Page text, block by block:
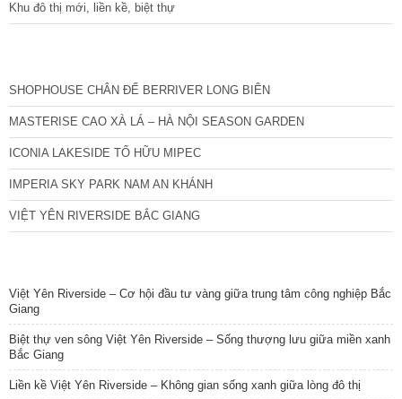
Khu đô thị mới, liền kề, biệt thự
SHOPHOUSE CHÂN ĐẾ BERRIVER LONG BIÊN
MASTERISE CAO XÀ LÁ – HÀ NỘI SEASON GARDEN
ICONIA LAKESIDE TỐ HỮU MIPEC
IMPERIA SKY PARK NAM AN KHÁNH
VIỆT YÊN RIVERSIDE BẮC GIANG
Việt Yên Riverside – Cơ hội đầu tư vàng giữa trung tâm công nghiệp Bắc
Giang
Biệt thự ven sông Việt Yên Riverside – Sống thượng lưu giữa miền xanh
Bắc Giang
Liền kề Việt Yên Riverside – Không gian sống xanh giữa lòng đô thị